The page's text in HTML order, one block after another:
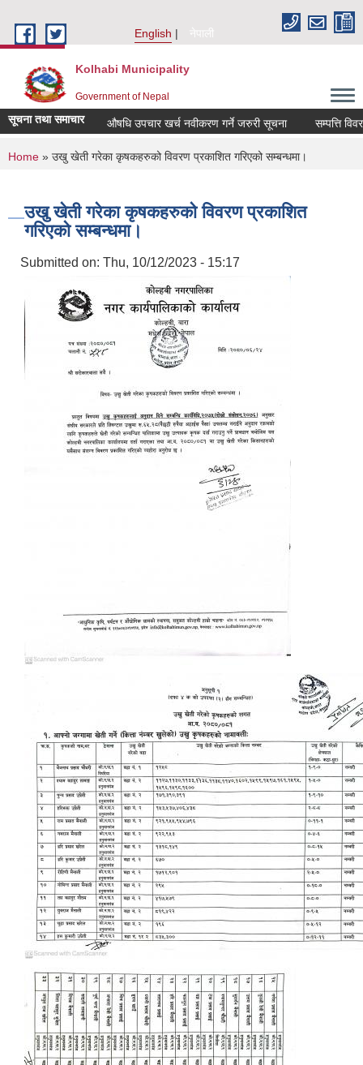
English
नेपाली
Kolhabi Municipality
Government of Nepal
सूचना तथा समाचार औषधि उपचार खर्च नवीकरण गर्ने जरुरी सूचना सम्पत्ति विवरण
You are here
Home » उखु खेती गरेका कृषकहरुको विवरण प्रकाशित गरिएको सम्बन्धमा।
उखु खेती गरेका कृषकहरुको विवरण प्रकाशित
गरिएको सम्बन्धमा।
Submitted on: Thu, 10/12/2023 - 15:17